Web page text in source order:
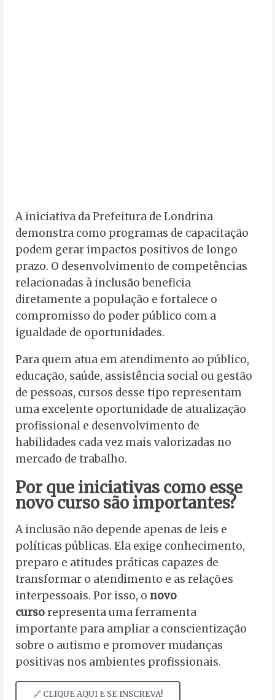
A iniciativa da Prefeitura de Londrina
demonstra como programas de capacitação
podem gerar impactos positivos de longo
prazo. O desenvolvimento de competências
relacionadas à inclusão beneficia
diretamente a população e fortalece o
compromisso do poder público com a
igualdade de oportunidades.
Para quem atua em atendimento ao público,
educação, saúde, assistência social ou gestão
de pessoas, cursos desse tipo representam
uma excelente oportunidade de atualização
profissional e desenvolvimento de
habilidades cada vez mais valorizadas no
mercado de trabalho.
Por que iniciativas como esse
novo curso são importantes?
A inclusão não depende apenas de leis e
políticas públicas. Ela exige conhecimento,
preparo e atitudes práticas capazes de
transformar o atendimento e as relações
interpessoais. Por isso, o novo
cursorepresenta uma ferramenta
importante para ampliar a conscientização
sobre o autismo e promover mudanças
positivas nos ambientes profissionais.
🔗 CLIQUE AQUI E SE INSCREVA!